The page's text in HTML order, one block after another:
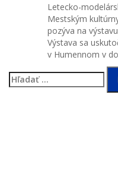
Letecko-
Mestským
pozýva na
Výstava sa
v Humennom v
Hľadať: